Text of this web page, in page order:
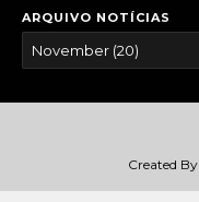
ARQUIVO NOTÍCIAS
Created By